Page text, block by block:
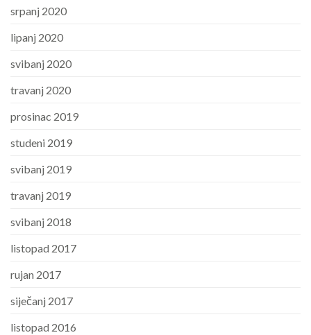
srpanj 2020
lipanj 2020
svibanj 2020
travanj 2020
prosinac 2019
studeni 2019
svibanj 2019
travanj 2019
svibanj 2018
listopad 2017
rujan 2017
siječanj 2017
listopad 2016